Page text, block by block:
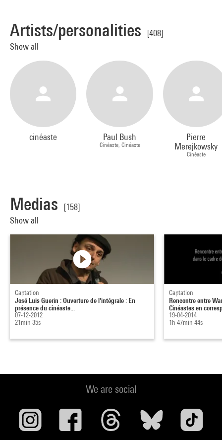
Artists/personalities
[408]
Show all
cinéaste Paul Bush
Cinéaste, Cinéaste
Pierre
Merejkowsky
Cinéaste
Medias
[158]
Show all
Captation
José Luis Guerin : Ouverture de l'intégrale : En
présence du cinéaste...
07-12-2012
21min 35s
Captation
Rencontre entre
Cinéastes en
19-04-2014
1h 47min 44s
We are social